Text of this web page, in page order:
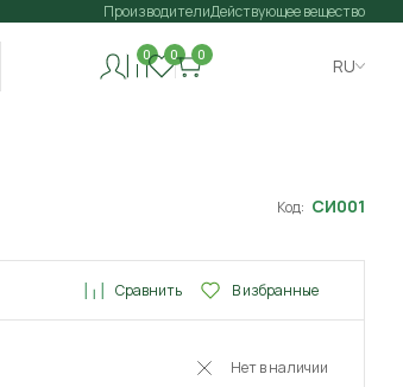
ПроизводителиДействующее вещество
0 0 0
RU
Код: СИ001
Сравнить В избранные
Нет в наличии